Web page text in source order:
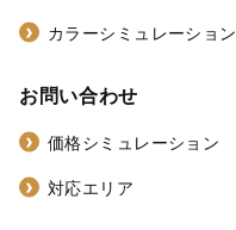
カラーシミュレーション
お問い合わせ
価格シミュレーション
対応エリア